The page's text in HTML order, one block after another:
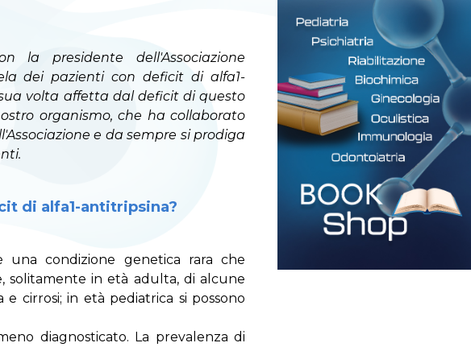
la presidente dell'Associazione
dei pazienti con deficit di alfa1-
volta affetta dal deficit di questo
organismo, che ha collaborato
e da sempre si prodiga
di alfa1-antitripsina?
una condizione genetica rara che
solitamente in età adulta, di alcune
cirrosi; in età pediatrica si possono
diagnosticato. La prevalenza di